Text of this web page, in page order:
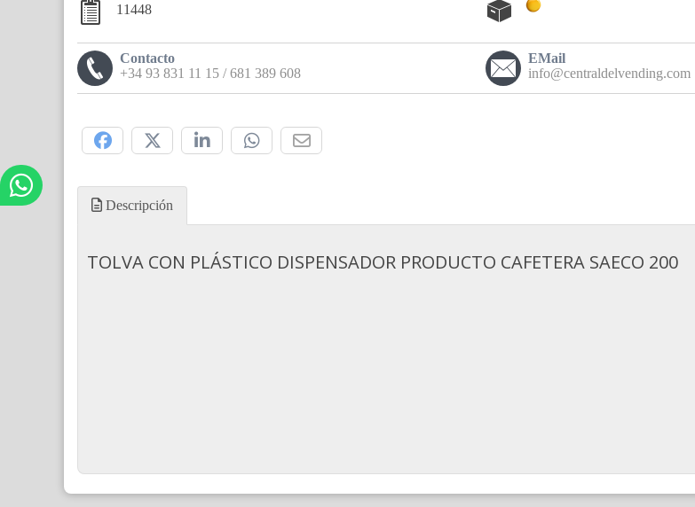
11448
Contacto
+34 93 831 11 15 / 681 389 608
EMail
info@centraldelvending.com
Descripción
TOLVA CON PLÁSTICO DISPENSADOR PRODUCTO CAFETERA SAECO 200